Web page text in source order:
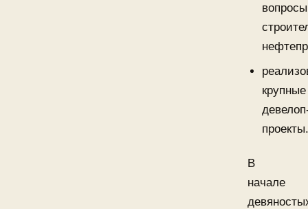
вопросы
крупные
В
начале